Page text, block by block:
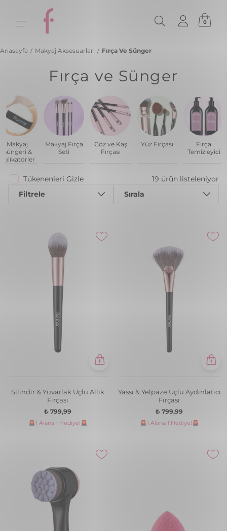
0
Anasayfa / Makyaj Aksesuarları / Fırça Ve Sünger
Fırça ve Sünger
Makyaj
Süngeri &
Aplikatörler
Makyaj Fırça
Seti
Göz ve Kaş
Fırçası
Yüz Fırçası
Fırça
Temizleyici
Tükenenleri Gizle
19 ürün listeleniyor
Filtrele
Sırala
Silindir & Yuvarlak Uçlu Allık
Fırçası
₺ 799,99
🚨1 Alana 1 Hediye!🚨
Yassı & Yelpaze Uçlu Aydınlatıcı
Fırçası
₺ 799,99
🚨1 Alana 1 Hediye!🚨